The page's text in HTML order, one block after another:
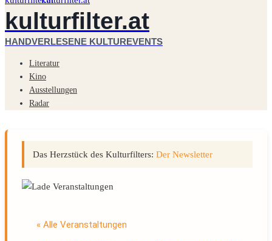
kulturfilter.at
HANDVERLESENE KULTUREVENTS
Literatur
Kino
Ausstellungen
Radar
Das Herzstück des Kulturfilters: Der Newsletter
« Alle Veranstaltungen